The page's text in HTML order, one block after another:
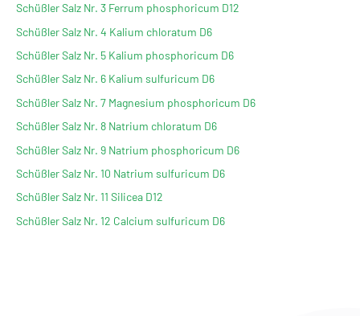
Schüßler Salz Nr. 3 Ferrum phosphoricum D12
Schüßler Salz Nr. 4 Kalium chloratum D6
Schüßler Salz Nr. 5 Kalium phosphoricum D6
Schüßler Salz Nr. 6 Kalium sulfuricum D6
Schüßler Salz Nr. 7 Magnesium phosphoricum D6
Schüßler Salz Nr. 8 Natrium chloratum D6
Schüßler Salz Nr. 9 Natrium phosphoricum D6
Schüßler Salz Nr. 10 Natrium sulfuricum D6
Schüßler Salz Nr. 11 Silicea D12
Schüßler Salz Nr. 12 Calcium sulfuricum D6